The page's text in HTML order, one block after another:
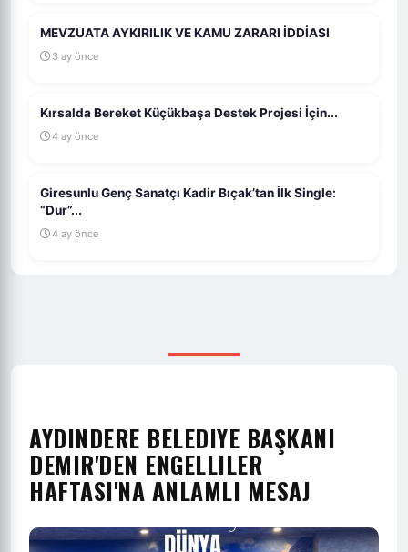
MEVZUATA AYKIRILIK VE KAMU ZARARI İDDİASI
3 ay önce
Kırsalda Bereket Küçükbaşa Destek Projesi İçin...
4 ay önce
Giresunlu Genç Sanatçı Kadir Bıçak’tan İlk Single:
“Dur”...
4 ay önce
AYDINDERE BELEDIYE BAŞKANI
DEMIR'DEN ENGELLILER
HAFTASI'NA ANLAMLI MESAJ